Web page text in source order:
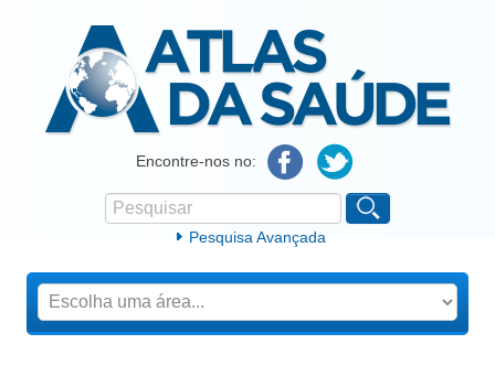
Atlas da SaúdeEncontre-nos no:
Formulário de procura
Pesquisar
Pesquisa Avançada